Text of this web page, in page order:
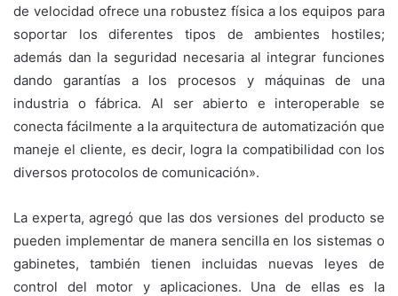
de velocidad ofrece una robustez física a los equipos para
soportar los diferentes tipos de ambientes hostiles;
además dan la seguridad necesaria al integrar funciones
dando garantías a los procesos y máquinas de una
industria o fábrica. Al ser abierto e interoperable se
conecta fácilmente a la arquitectura de automatización que
maneje el cliente, es decir, logra la compatibilidad con los
diversos protocolos de comunicación».
La experta, agregó que las dos versiones del producto se
pueden implementar de manera sencilla en los sistemas o
gabinetes, también tienen incluidas nuevas leyes de
control del motor y aplicaciones. Una de ellas es la